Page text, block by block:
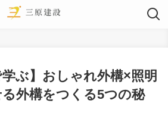
学ぶ】おしゃれ外構×照明
外構をつくる5つの秘